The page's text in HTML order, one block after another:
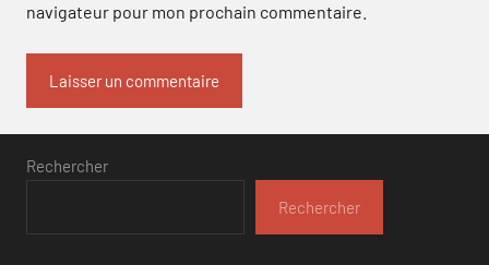
navigateur pour mon prochain commentaire.
Rechercher
Rechercher